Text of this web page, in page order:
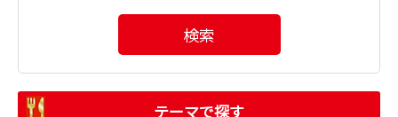
検索
テーマで探す